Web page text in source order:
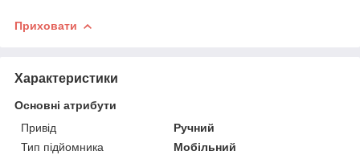
Приховати
Характеристики
Основні атрибути
Привід
Ручний
Тип підйомника
Мобільний